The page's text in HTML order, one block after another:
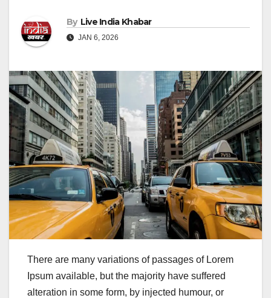
By Live India Khabar
JAN 6, 2026
There are many variations of passages of Lorem
Ipsum available, but the majority have suffered
alteration in some form, by injected humour, or